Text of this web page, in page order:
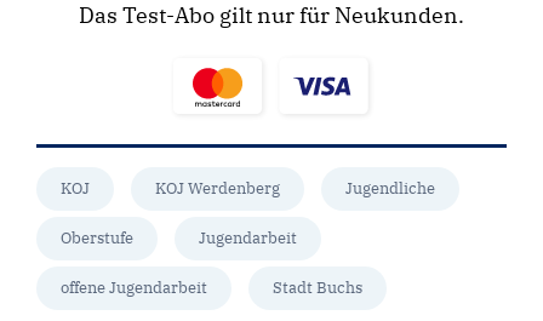
Das Test-Abo gilt nur für Neukunden.
KOJ KOJ Werdenberg Jugendliche
Oberstufe Jugendarbeit
offene Jugendarbeit Stadt Buchs